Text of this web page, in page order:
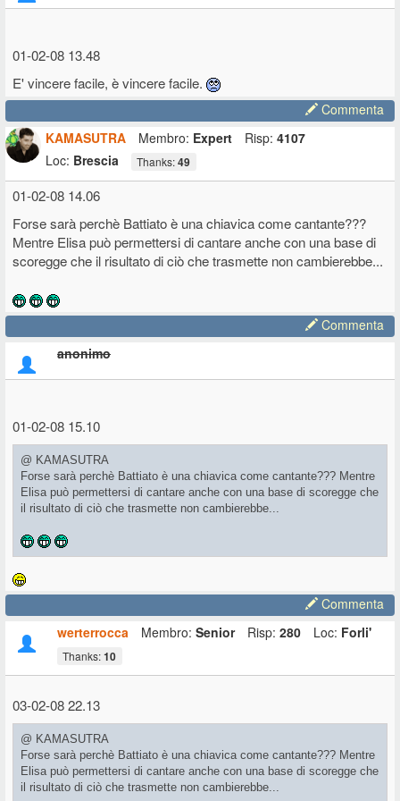
01-02-08 13.48
E' vincere facile, è vincere facile.
Commenta
KAMASUTRA
Membro: Expert Risp: 4107
Loc: Brescia Thanks:49
01-02-08 14.06
Forse sarà perchè Battiato è una chiavica come cantante???
Mentre Elisa può permettersi di cantare anche con una base di
scoregge che il risultato di ciò che trasmette non cambierebbe...
Commenta
anonimo
01-02-08 15.10
@ KAMASUTRA
Forse sarà perchè Battiato è una chiavica come cantante??? Mentre
Elisa può permettersi di cantare anche con una base di scoregge che
il risultato di ciò che trasmette non cambierebbe...
Commenta
werterrocca
Membro: Senior Risp: 280 Loc: Forli'
Thanks:10
03-02-08 22.13
@ KAMASUTRA
Forse sarà perchè Battiato è una chiavica come cantante??? Mentre
Elisa può permettersi di cantare anche con una base di scoregge che
il risultato di ciò che trasmette non cambierebbe...